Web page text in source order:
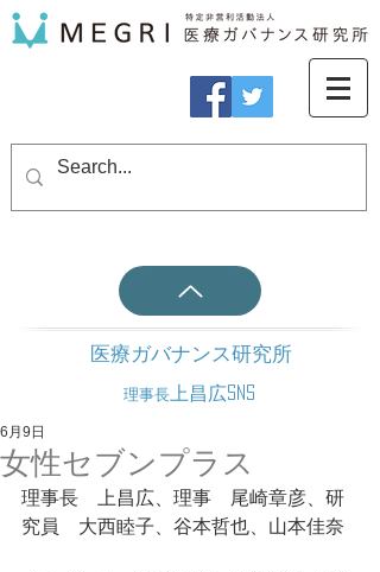
医療ガバナンス研究所
理事長 上昌広SNS
女性セブンプラス
6月9日
理事長　上昌広、理事　尾崎章彦、研
究員　大西睦子、谷本哲也、山本佳奈